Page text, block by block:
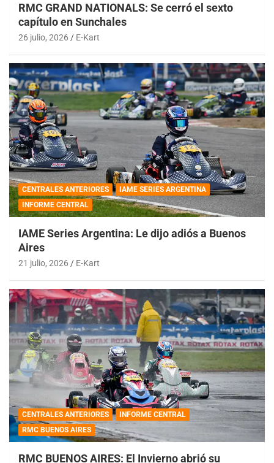
RMC GRAND NATIONALS: Se cerró el sexto
capítulo en Sunchales
26 julio, 2026 E-Kart
CENTRALES ANTERIORES
IAME SERIES ARGENTINA
INFORME CENTRAL
IAME Series Argentina: Le dijo adiós a Buenos
Aires
21 julio, 2026 E-Kart
CENTRALES ANTERIORES
INFORME CENTRAL
RMC BUENOS AIRES
RMC BUENOS AIRES: El Invierno abrió su